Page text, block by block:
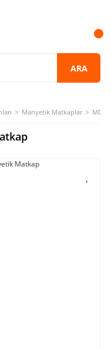
ARA
Manyetik Matkaplar